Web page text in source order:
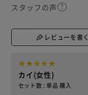
スタッフの声
レビューを書く
カイ(女性)
セット数 : 単品 購入